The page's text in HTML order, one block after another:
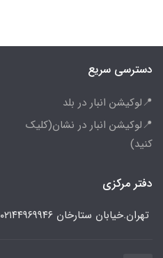
دسترسی سریع
📍لوکیشن انبار در بلد
📍لوکیشن انبار در نشان(کلیک
کنید)
دفتر مرکزی
تهران.خیابان ستارخان ۰۲۱۴۴۹۶۹۹۴۶